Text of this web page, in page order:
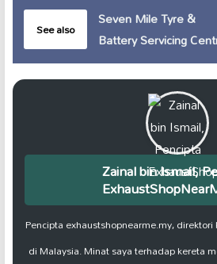
See also
Seven Mile Tyre &
Battery Servicing
Zainal bin Ismail,
Pencipta exhaustshopnearme.my,
di Malaysia. Minat saya terhadap kereta